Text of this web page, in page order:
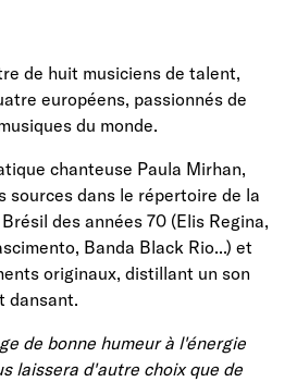
de huit musiciens de talent,
européens, passionnés de
du monde.
chanteuse Paula Mirhan,
sources dans le répertoire de la
des années 70 (Elis Regina,
Banda Black Rio...) et
originaux, distillant un son
dansant.
de bonne humeur à l'énergie
laissera d'autre choix que de